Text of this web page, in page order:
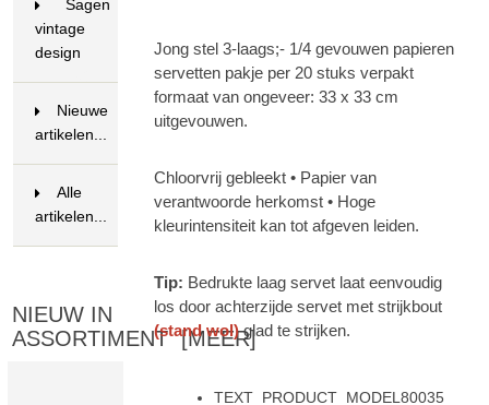
Sagen
vintage
design
Nieuwe
artikelen...
Alle
artikelen...
NIEUW IN
ASSORTIMENT [MEER]
Jong stel 3-laags;- 1/4 gevouwen papieren
servetten pakje per 20 stuks verpakt
formaat van ongeveer: 33 x 33 cm
uitgevouwen.
Chloorvrij gebleekt • Papier van
verantwoorde herkomst • Hoge
kleurintensiteit kan tot afgeven leiden.
Tip: Bedrukte laag servet laat eenvoudig
los door achterzijde servet met strijkbout
(stand wol)glad te strijken.
TEXT_PRODUCT_MODEL80035